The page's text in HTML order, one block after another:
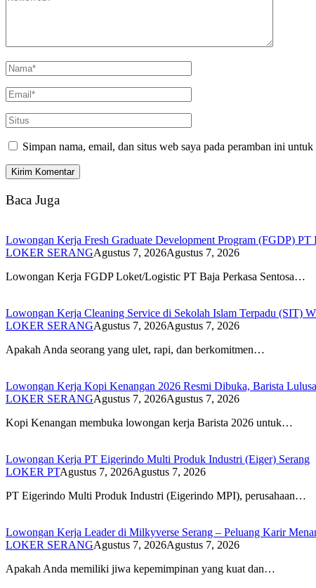
Simpan nama, email, dan situs web saya pada peramban ini
Baca Juga
Lowongan Kerja Fresh Graduate Development Program (FGDP) PT
LOKER SERANGAgustus 7, 2026Agustus 7, 2026
Lowongan Kerja FGDP Loket/Logistic PT Baja Perkasa Sentosa…
Lowongan Kerja Cleaning Service di Sekolah Islam Terpadu (SIT)
LOKER SERANGAgustus 7, 2026Agustus 7, 2026
Apakah Anda seorang yang ulet, rapi, dan berkomitmen…
Lowongan Kerja Kopi Kenangan 2026 Resmi Dibuka, Barista
LOKER SERANGAgustus 7, 2026Agustus 7, 2026
Kopi Kenangan membuka lowongan kerja Barista 2026 untuk…
Lowongan Kerja PT Eigerindo Multi Produk Industri (Eiger) Serang
LOKER PTAgustus 7, 2026Agustus 7, 2026
PT Eigerindo Multi Produk Industri (Eigerindo MPI), perusahaan…
Lowongan Kerja Leader di Milkyverse Serang – Peluang Karir
LOKER SERANGAgustus 7, 2026Agustus 7, 2026
Apakah Anda memiliki jiwa kepemimpinan yang kuat dan…